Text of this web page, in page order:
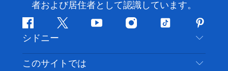
者および居住者として認識しています。
フ
ェ
イ
ス
ツ
ッ
タ
ユ
チ
イ
ス
テ
ッ
ピ
ン
タ
レ
シドニー
お問い合わせ
このサイトでは